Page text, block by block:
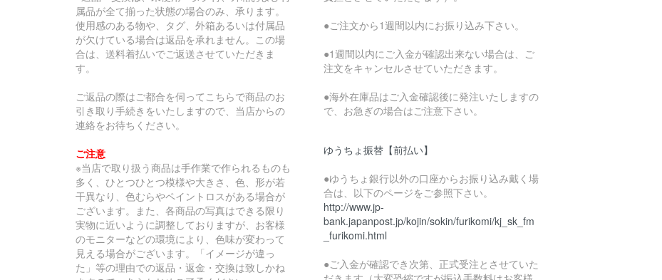
属品が全て揃った状態の場合のみ、承ります。
使用感のある物や、タグ、外箱あるいは付属品
が欠けている場合は返品を承れません。この場
合は、送料着払いでご返送させていただきま
す。
ご返品の際はご都合を伺ってこちらで商品のお
引き取り手続きをいたしますので、当店からの
連絡をお待ちください。
ご注意
※当店で取り扱う商品は手作業で作られるものも
多く、ひとつひとつ模様や大きさ、色、形が若
干異なり、色むらやペイントロスがある場合が
ございます。また、各商品の写真はできる限り
実物に近いように調整しておりますが、お客様
のモニターなどの環境により、色味が変わって
見える場合がございます。「イメージが違っ
た」等の理由での返品・返金・交換は致しかね
●ご注文から1週間以内にお振り込み下さい。
●1週間以内にご入金が確認出来ない場合は、ご
注文をキャンセルさせていただきます。
●海外在庫品はご入金確認後に発注いたしますの
で、お急ぎの場合はご注意下さい。
ゆうちょ振替【前払い】
●ゆうちょ銀行以外の口座からお振り込み戴く場
合は、以下のページをご参照下さい。
http://www.jp-
bank.japanpost.jp/kojin/sokin/furikomi/kj_sk_fm
_furikomi.html
●ご入金が確認でき次第、正式受注とさせていた